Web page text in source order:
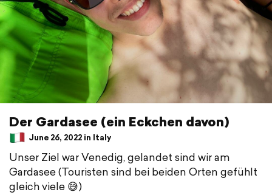
Der Gardasee (ein Eckchen davon)
June 26, 2022 in Italy
Unser Ziel war Venedig, gelandet sind wir am
Gardasee (Touristen sind bei beiden Orten gefühlt
gleich viele 😅)